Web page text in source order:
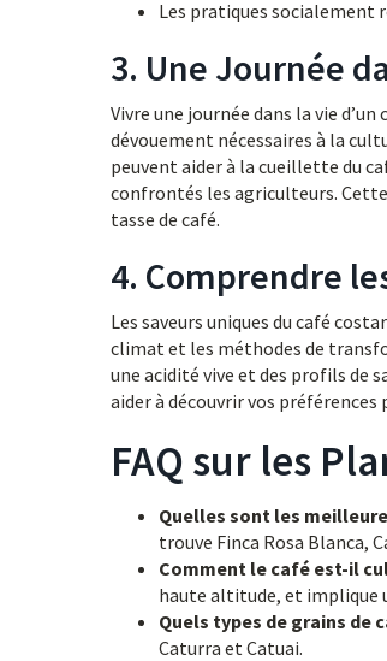
Les pratiques socialement
3. Une Journée
Vivre une journée dans la vie
dévouement nécessaires à la
peuvent aider à la cueillette du
confrontés les agriculteurs.
tasse de café.
4. Comprendre
Les saveurs uniques du café
climat et les méthodes de
une acidité vive et des profils de
aider à découvrir vos préférences
FAQ sur les
Quelles sont les
trouve Finca Rosa Blanca,
Comment le café est-il
haute altitude, et implique
Quels types de grains de
Caturra et Catuai.